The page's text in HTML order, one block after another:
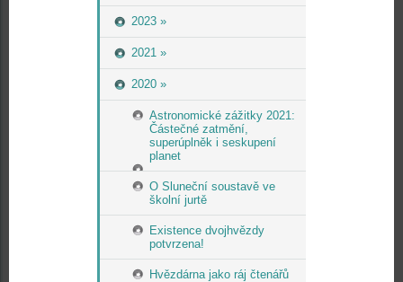
2023 »
2021 »
2020 »
Astronomické zážitky 2021:
Částečné zatmění,
superúplněk i seskupení
planet
O Sluneční soustavě ve
školní jurtě
Existence dvojhvězdy
potvrzena!
Hvězdárna jako ráj čtenářů